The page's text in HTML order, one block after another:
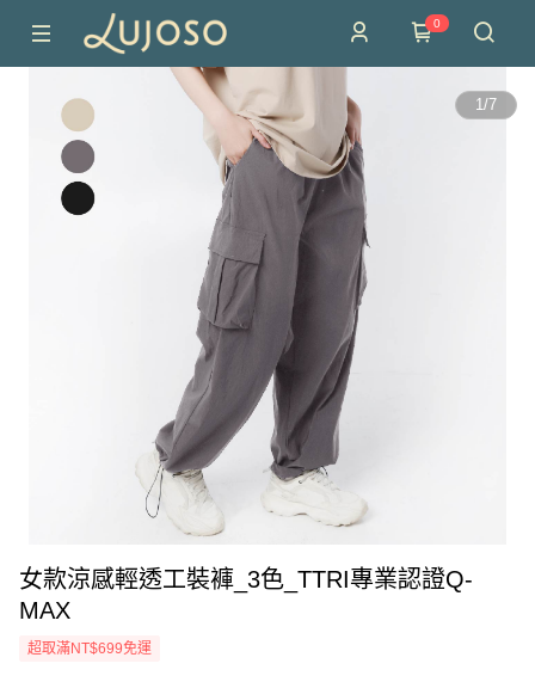
0
1/7
女款涼感輕透工裝褲_3色_TTRI專業認證Q-
MAX
超取滿NT$699免運